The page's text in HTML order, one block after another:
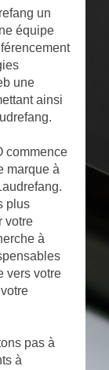
un
équipe
une
ainsi
commence
marque à
plus
votre
à
vers votre
pas à
à